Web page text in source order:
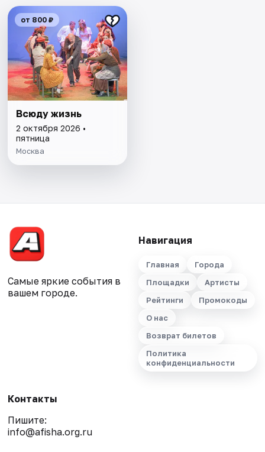
от 800 ₽
Всюду жизнь
2 октября 2026 •
пятница
Москва
Самые яркие события в
вашем городе.
Навигация
Главная
Города
Площадки
Артисты
Рейтинги
Промокоды
О нас
Возврат билетов
Политика
конфиденциальности
Контакты
Пишите:
info@afisha.org.ru